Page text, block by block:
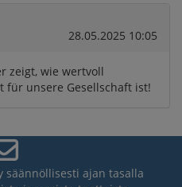
28.05.2025 10:05
zeigt, wie wertvoll
für unsere Gesellschaft ist!
säännöllisesti ajan tasalla